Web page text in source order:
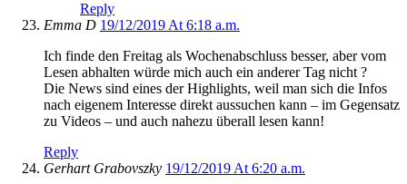
Reply
Emma D 19/12/2019 At 6:18 a.m.
Ich finde den Freitag als Wochenabschluss besser, aber vom
Lesen abhalten würde mich auch ein anderer Tag nicht ?
Die News sind eines der Highlights, weil man sich die Infos
nach eigenem Interesse direkt aussuchen kann – im Gegensatz
zu Videos – und auch nahezu überall lesen kann!
Reply
Gerhart Grabovszky 19/12/2019 At 6:20 a.m.